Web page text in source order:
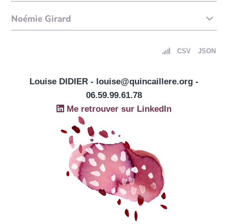
Noémie Girard
CSV JSON
Louise DIDIER - louise@quincaillere.org -
06.59.99.61.78
Me retrouver sur LinkedIn